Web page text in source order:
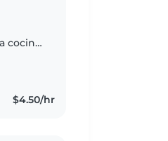
cocina
$4.50/hr